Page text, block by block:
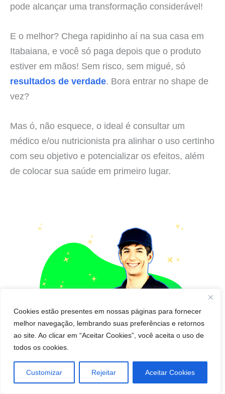
Cookies estão presentes em nossas páginas para fornecer
melhor navegação, lembrando suas preferências e retornos
ao site. Ao clicar em “Aceitar Cookies”, você aceita o uso de
todos os cookies.
Customizar Rejeitar Aceitar Cookies
pode alcançar uma transformação considerável!
E o melhor? Chega rapidinho aí na sua casa em
Itabaiana, e você só paga depois que o produto
estiver em mãos! Sem risco, sem migué, só
resultados de verdade. Bora entrar no shape de
vez?
Mas ó, não esquece, o ideal é consultar um
médico e/ou nutricionista pra alinhar o uso certinho
com seu objetivo e potencializar os efeitos, além
de colocar sua saúde em primeiro lugar.